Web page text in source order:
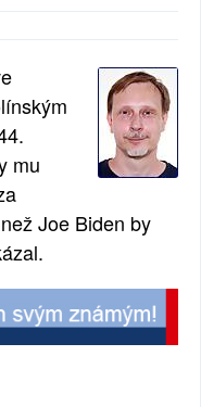
mu
Joe Biden by